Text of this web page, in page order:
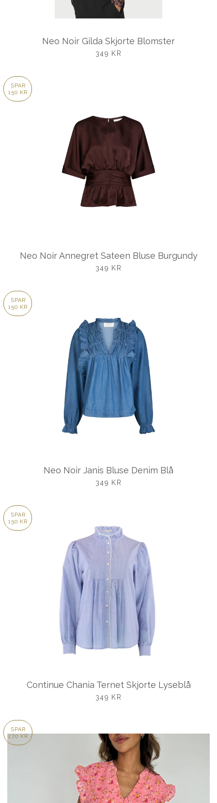
Neo Noir Gilda Skjorte Blomster
UDSALGSPRIS
349 KR
SPAR
150 KR
Neo Noir Annegret Sateen Bluse Burgundy
UDSALGSPRIS
349 KR
SPAR
150 KR
Neo Noir Janis Bluse Denim Blå
UDSALGSPRIS
349 KR
SPAR
150 KR
Continue Chania Ternet Skjorte Lyseblå
UDSALGSPRIS
349 KR
SPAR
270 KR